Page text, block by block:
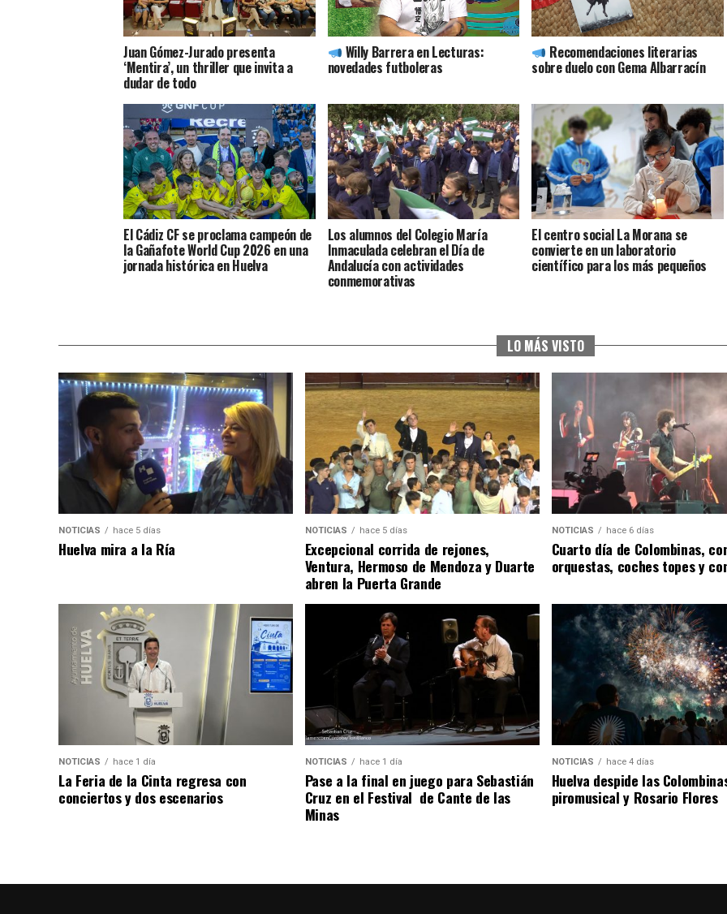
Juan Gómez-Jurado presenta
‘Mentira’, un thriller que invita a
dudar de todo
Willy Barrera en Lecturas:
novedades futboleras
Recomendaciones literarias
sobre duelo con Gema Albarracín
El Cádiz CF se proclama campeón de
la Gañafote World Cup 2026 en una
jornada histórica en Huelva
Los alumnos del Colegio María
Inmaculada celebran el Día de
Andalucía con actividades
conmemorativas
El centro social La Morana se
convierte en un laboratorio
científico para los más pequeños
LO MÁS VISTO
NOTICIAS hace 5 días
Huelva mira a la Ría
NOTICIAS hace 5 días
Excepcional corrida de rejones,
Ventura, Hermoso de Mendoza y Duarte
abren la Puerta Grande
NOTICIAS hace 6 días
Cuarto día de Colombinas,
orquestas, coches topes y
NOTICIAS hace 1 día
La Feria de la Cinta regresa con
conciertos y dos escenarios
NOTICIAS hace 1 día
Pase a la final en juego para Sebastián
Cruz en el Festival de Cante de las
Minas
NOTICIAS hace 4 días
Huelva despide las
piromusical y Rosario Flores